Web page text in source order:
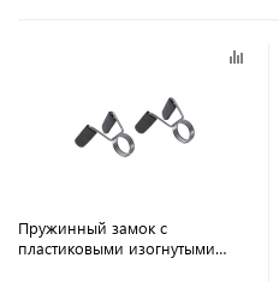
Пружинный замок с
пластиковыми изогнутыми